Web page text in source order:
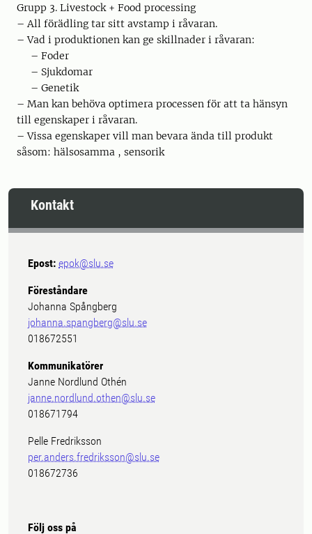
Grupp 3. Livestock + Food processing
– All förädling tar sitt avstamp i råvaran.
– Vad i produktionen kan ge skillnader i råvaran:
– Foder
– Sjukdomar
– Genetik
– Man kan behöva optimera processen för att ta hänsyn
till egenskaper i råvaran.
– Vissa egenskaper vill man bevara ända till produkt
såsom: hälsosamma , sensorik
Kontakt
Epost: epok@slu.se
Föreståndare
Johanna Spångberg
johanna.spangberg@slu.se
018672551
Kommunikatörer
Janne Nordlund Othén
janne.nordlund.othen@slu.se
018671794
Pelle Fredriksson
per.anders.fredriksson@slu.se
018672736
Följ oss på